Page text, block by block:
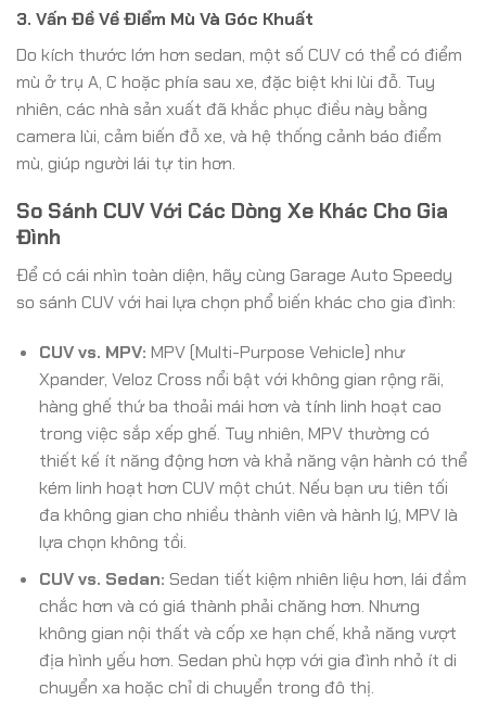
3. Vấn Đề Về Điểm Mù Và Góc Khuất
Do kích thước lớn hơn sedan, một số CUV có thể có điểm
mù ở trụ A, C hoặc phía sau xe, đặc biệt khi lùi đỗ. Tuy
nhiên, các nhà sản xuất đã khắc phục điều này bằng
camera lùi, cảm biến đỗ xe, và hệ thống cảnh báo điểm
mù, giúp người lái tự tin hơn.
So Sánh CUV Với Các Dòng Xe Khác Cho Gia
Đình
Để có cái nhìn toàn diện, hãy cùng Garage Auto Speedy
so sánh CUV với hai lựa chọn phổ biến khác cho gia đình:
CUV vs. MPV: MPV (Multi-Purpose Vehicle) như
Xpander, Veloz Cross nổi bật với không gian rộng rãi,
hàng ghế thứ ba thoải mái hơn và tính linh hoạt cao
trong việc sắp xếp ghế. Tuy nhiên, MPV thường có
thiết kế ít năng động hơn và khả năng vận hành có thể
kém linh hoạt hơn CUV một chút. Nếu bạn ưu tiên tối
đa không gian cho nhiều thành viên và hành lý, MPV là
lựa chọn không tồi.
CUV vs. Sedan: Sedan tiết kiệm nhiên liệu hơn, lái đầm
chắc hơn và có giá thành phải chăng hơn. Nhưng
không gian nội thất và cốp xe hạn chế, khả năng vượt
địa hình yếu hơn. Sedan phù hợp với gia đình nhỏ ít di
chuyển xa hoặc chỉ di chuyển trong đô thị.